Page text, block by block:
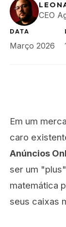
CEO
DATA
Março 2026
Em um
caro
Anúncios
ser um
matemática
seus caixas